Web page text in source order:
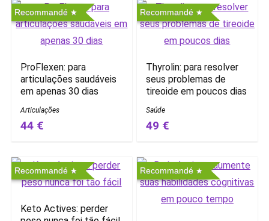
Recommandé
ProFlexen: para
articulações saudáveis ​​
em apenas 30 dias
Articulações
44 €
Recommandé
Thyrolin: para resolver
seus problemas de
tireoide em poucos dias
Saúde
49 €
Recommandé
Keto Actives: perder
Recommandé